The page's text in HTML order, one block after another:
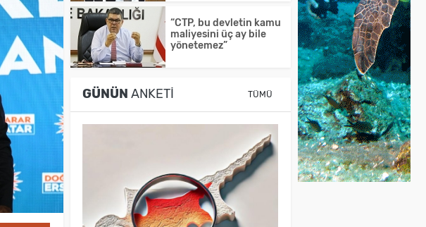
“CTP, bu devletin kamu
maliyesini üç ay bile
yönetemez”
GÜNÜN ANKETI TÜMÜ